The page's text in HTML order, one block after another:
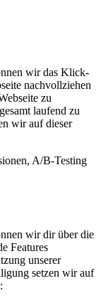
wir das Klick-
nachvollziehen
zu
laufend zu
wir auf dieser
A/B-Testing
wir dir über die
Features
unserer
setzen wir auf